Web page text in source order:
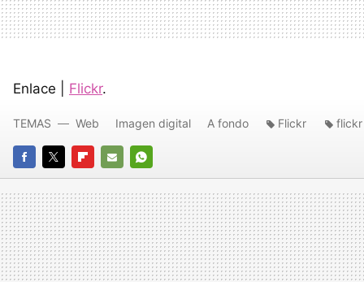
Enlace | Flickr.
FACEBOOK
TWITTERFLIPBOARD
E-
MAIL
WHATSAPP
TEMAS Web Imagen digital A fondo Flickr